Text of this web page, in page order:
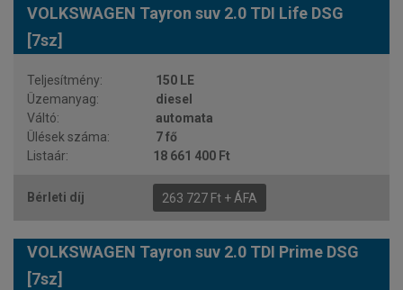
VOLKSWAGEN Tayron suv 2.0 TDI Life DSG
[7sz]
150 LE
diesel
automata
7 fő
18 661 400 Ft
263 727 Ft + ÁFA
VOLKSWAGEN Tayron suv 2.0 TDI Prime DSG
[7sz]